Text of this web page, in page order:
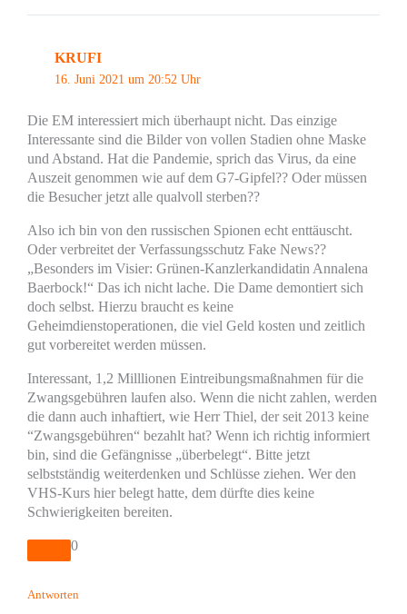
KRUFI
16. Juni 2021 um 20:52 Uhr
Die EM interessiert mich überhaupt nicht. Das einzige
Interessante sind die Bilder von vollen Stadien ohne Maske
und Abstand. Hat die Pandemie, sprich das Virus, da eine
Auszeit genommen wie auf dem G7-Gipfel?? Oder müssen
die Besucher jetzt alle qualvoll sterben??
Also ich bin von den russischen Spionen echt enttäuscht.
Oder verbreitet der Verfassungsschutz Fake News??
„Besonders im Visier: Grünen-Kanzlerkandidatin Annalena
Baerbock!“ Das ich nicht lache. Die Dame demontiert sich
doch selbst. Hierzu braucht es keine
Geheimdienstoperationen, die viel Geld kosten und zeitlich
gut vorbereitet werden müssen.
Interessant, 1,2 Milllionen Eintreibungsmaßnahmen für die
Zwangsgebühren laufen also. Wenn die nicht zahlen, werden
die dann auch inhaftiert, wie Herr Thiel, der seit 2013 keine
“Zwangsgebühren“ bezahlt hat? Wenn ich richtig informiert
bin, sind die Gefängnisse „überbelegt“. Bitte jetzt
selbstständig weiterdenken und Schlüsse ziehen. Wer den
VHS-Kurs hier belegt hatte, dem dürfte dies keine
Schwierigkeiten bereiten.
0
Antworten